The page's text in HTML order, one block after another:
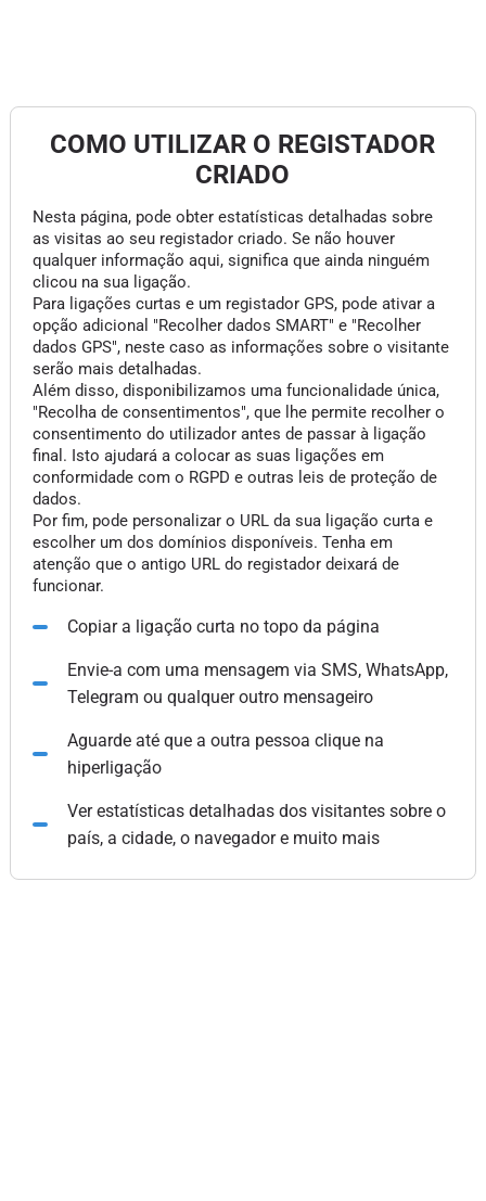
COMO UTILIZAR O REGISTADOR
CRIADO
Nesta página, pode obter estatísticas detalhadas sobre
as visitas ao seu registador criado. Se não houver
qualquer informação aqui, significa que ainda ninguém
clicou na sua ligação.
Para ligações curtas e um registador GPS, pode ativar a
opção adicional "Recolher dados SMART" e "Recolher
dados GPS", neste caso as informações sobre o visitante
serão mais detalhadas.
Além disso, disponibilizamos uma funcionalidade única,
"Recolha de consentimentos", que lhe permite recolher o
consentimento do utilizador antes de passar à ligação
final. Isto ajudará a colocar as suas ligações em
conformidade com o RGPD e outras leis de proteção de
dados.
Por fim, pode personalizar o URL da sua ligação curta e
escolher um dos domínios disponíveis. Tenha em
atenção que o antigo URL do registador deixará de
funcionar.
Copiar a ligação curta no topo da página
Envie-a com uma mensagem via SMS, WhatsApp,
Telegram ou qualquer outro mensageiro
Aguarde até que a outra pessoa clique na
hiperligação
Ver estatísticas detalhadas dos visitantes sobre o
país, a cidade, o navegador e muito mais